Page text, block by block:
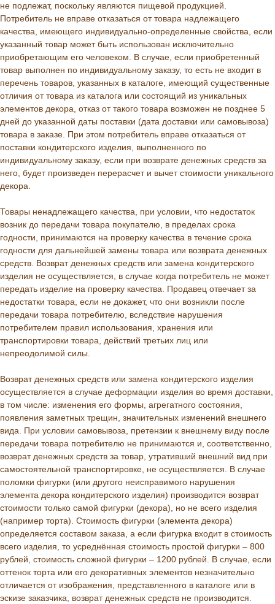
не подлежат, поскольку являются пищевой продукцией.
Потребитель не вправе отказаться от товара надлежащего
качества, имеющего индивидуально-определенные свойства, если
указанный товар может быть использован исключительно
приобретающим его человеком. В случае, если приобретенный
товар выполнен по индивидуальному заказу, то есть не входит в
перечень товаров, указанных в каталоге, имеющий существенные
отличия от товара из каталога или состоящий из уникальных
элементов декора, отказ от такого товара возможен не позднее 5
дней до указанной даты поставки (дата доставки или самовывоза)
товара в заказе. При этом потребитель вправе отказаться от
поставки кондитерского изделия, выполненного по
индивидуальному заказу, если при возврате денежных средств за
него, будет произведен перерасчет и вычет стоимости уникального
декора.
Товары ненадлежащего качества, при условии, что недостаток
возник до передачи товара покупателю, в пределах срока
годности, принимаются на проверку качества в течение срока
годности для дальнейшей замены товара или возврата денежных
средств. Возврат денежных средств или замена кондитерского
изделия не осуществляется, в случае когда потребитель не может
передать изделие на проверку качества. Продавец отвечает за
недостатки товара, если не докажет, что они возникли после
передачи товара потребителю, вследствие нарушения
потребителем правил использования, хранения или
транспортировки товара, действий третьих лиц или
непреодолимой силы.
Возврат денежных средств или замена кондитерского изделия
осуществляется в случае деформации изделия во время доставки,
в том числе: изменения его формы, агрегатного состояния,
появления заметных трещин, значительных изменений внешнего
вида. При условии самовывоза, претензии к внешнему виду после
передачи товара потребителю не принимаются и, соответственно,
возврат денежных средств за товар, утративший внешний вид при
самостоятельной транспортировке, не осуществляется. В случае
поломки фигурки (или другого неисправимого нарушения
элемента декора кондитерского изделия) производится возврат
стоимости только самой фигурки (декора), но не всего изделия
(например торта). Стоимость фигурки (элемента декора)
определяется составом заказа, а если фигурка входит в стоимость
всего изделия, то усреднённая стоимость простой фигурки – 800
рублей, стоимость сложной фигурки – 1200 рублей. В случае, если
оттенок торта или его декоративных элементов незначительно
отличается от изображения, представленного в каталоге или в
эскизе заказчика, возврат денежных средств не производится.